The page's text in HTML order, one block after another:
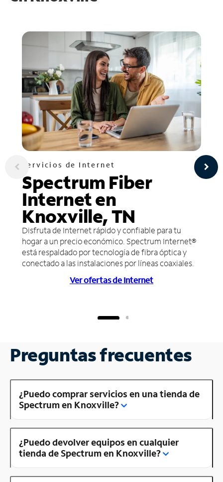
Servicios de Internet
Spectrum Fiber
Internet en
Knoxville, TN
Disfruta de Internet rápido y confiable para tu
hogar a un precio económico. Spectrum Internet®
está respaldado por tecnología de fibra óptica y
conectado a las instalaciones por líneas coaxiales.
Ver ofertas de Internet
Preguntas frecuentes
¿Puedo comprar servicios en una tienda de
Spectrum en Knoxville?
¿Puedo devolver equipos en cualquier
tienda de Spectrum en Knoxville?